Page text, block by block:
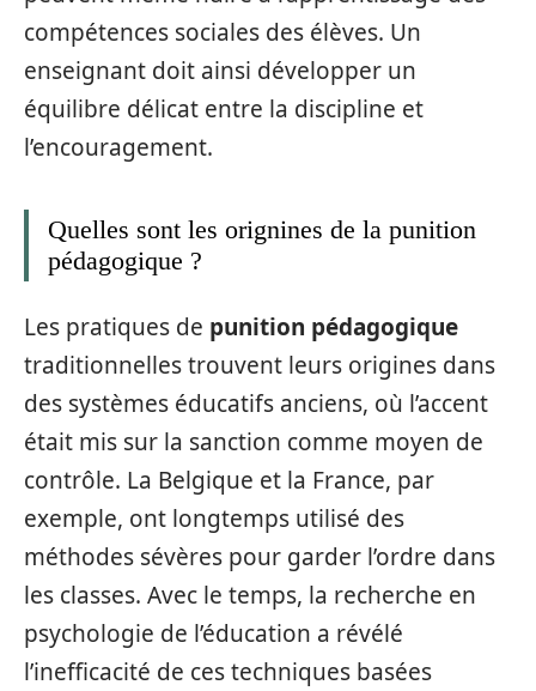
compétences sociales des élèves. Un
enseignant doit ainsi développer un
équilibre délicat entre la discipline et
l’encouragement.
Quelles sont les orignines de la punition
pédagogique ?
Les pratiques de punition pédagogique
traditionnelles trouvent leurs origines dans
des systèmes éducatifs anciens, où l’accent
était mis sur la sanction comme moyen de
contrôle. La Belgique et la France, par
exemple, ont longtemps utilisé des
méthodes sévères pour garder l’ordre dans
les classes. Avec le temps, la recherche en
psychologie de l’éducation a révélé
l’inefficacité de ces techniques basées